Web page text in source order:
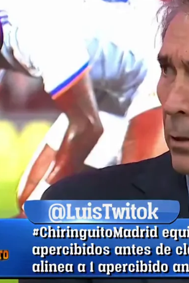
de 2022, 01:31
está en clara tendencia
Las sensaciones que llegan
y el Lobo Carrasco lo
conquistar el Bernabéu, será
temporada.